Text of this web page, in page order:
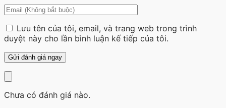
Lưu tên của tôi, email, và trang web trong trình
duyệt này cho lần bình luận kế tiếp của tôi.
Chưa có đánh giá nào.